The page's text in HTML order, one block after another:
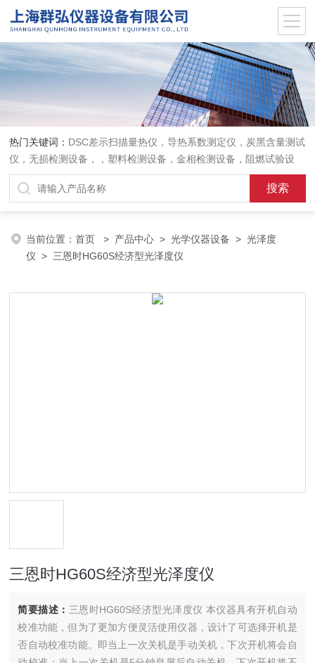
热门关键词： DSC差示扫描量热仪，导热系数测定仪，炭黑含量测试
仪，无损检测设备，，塑料检测设备，金相检测设备，阻燃试验设
备，耐环境老化设备，金属检测设备，量具量仪
当前位置：首页 > 产品中心 >光学仪器设备 >光泽度
仪 > 三恩时HG60S经济型光泽度仪
三恩时HG60S经济型光泽度仪
简要描述： 三恩时HG60S经济型光泽度仪 本仪器具有开机自动
校准功能，但为了更加方便灵活使用仪器，设计了可选择开机是
否自动校准功能。即当上一次关机是手动关机，下次开机将会自